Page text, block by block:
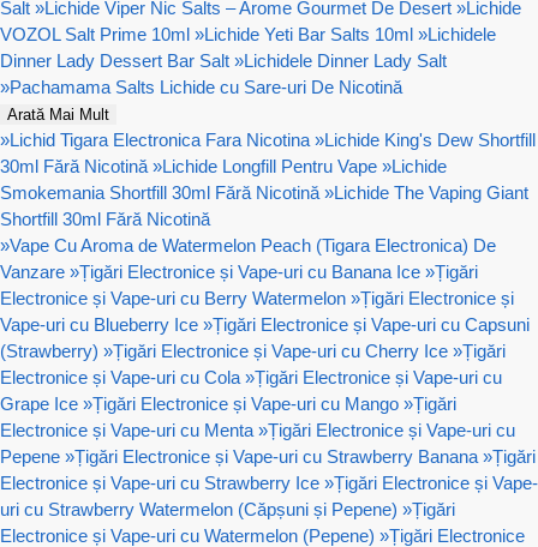
Salt »Lichide Viper Nic Salts – Arome Gourmet De Desert »Lichide
VOZOL Salt Prime 10ml »Lichide Yeti Bar Salts 10ml »Lichidele
Dinner Lady Dessert Bar Salt »Lichidele Dinner Lady Salt
»Pachamama Salts Lichide cu Sare-uri De Nicotină
Arată Mai Mult
»Lichid Tigara Electronica Fara Nicotina »Lichide King's Dew Shortfill
30ml Fără Nicotină »Lichide Longfill Pentru Vape »Lichide
Smokemania Shortfill 30ml Fără Nicotină »Lichide The Vaping Giant
Shortfill 30ml Fără Nicotină
»Vape Cu Aroma de Watermelon Peach (Tigara Electronica) De
Vanzare »Țigări Electronice și Vape-uri cu Banana Ice »Țigări
Electronice și Vape-uri cu Berry Watermelon »Țigări Electronice și
Vape-uri cu Blueberry Ice »Țigări Electronice și Vape-uri cu Capsuni
(Strawberry) »Țigări Electronice și Vape-uri cu Cherry Ice »Țigări
Electronice și Vape-uri cu Cola »Țigări Electronice și Vape-uri cu
Grape Ice »Țigări Electronice și Vape-uri cu Mango »Țigări
Electronice și Vape-uri cu Menta »Țigări Electronice și Vape-uri cu
Pepene »Țigări Electronice și Vape-uri cu Strawberry Banana »Țigări
Electronice și Vape-uri cu Strawberry Ice »Țigări Electronice și Vape-
uri cu Strawberry Watermelon (Căpșuni și Pepene) »Țigări
Electronice și Vape-uri cu Watermelon (Pepene) »Țigări Electronice